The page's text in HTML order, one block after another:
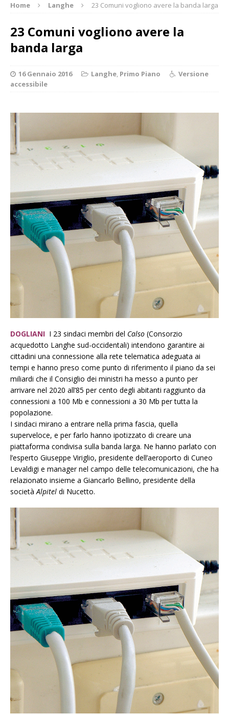
Home Langhe 23 Comuni vogliono avere la banda larga
23 Comuni vogliono avere la
banda larga
16 Gennaio 2016 Langhe, Primo Piano
Versione
accessibile
DOGLIANI I 23 sindaci membri del Calso (Consorzio
acquedotto Langhe sud-occidentali) intendono garantire ai
cittadini una connessione alla rete telematica adeguata ai
tempi e hanno preso come punto di riferimento il piano da sei
miliardi che il Consiglio dei ministri ha messo a punto per
arrivare nel 2020 all’85 per cento degli abitanti raggiunto da
connessioni a 100 Mb e connessioni a 30 Mb per tutta la
popolazione.
I sindaci mirano a entrare nella prima fascia, quella
superveloce, e per farlo hanno ipotizzato di creare una
piattaforma condivisa sulla banda larga. Ne hanno parlato con
l’esperto Giuseppe Viriglio, presidente dell’aeroporto di Cuneo
Levaldigi e manager nel campo delle telecomunicazioni, che ha
relazionato insieme a Giancarlo Bellino, presidente della
societàAlpitel di Nucetto.